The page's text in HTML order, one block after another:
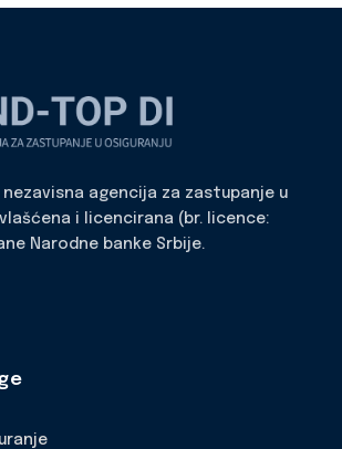
nezavisna agencija za zastupanje u
i licencirana (br. licence:
Narodne banke Srbije.